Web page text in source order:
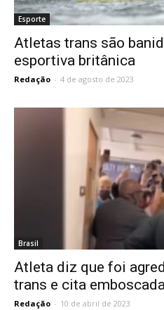
Esporte
Atletas trans são
esportiva britânica
Redação - 4 de agosto de 2023
Brasil
Atleta diz que foi
trans e cita
Redação - 10 de abril de 2023